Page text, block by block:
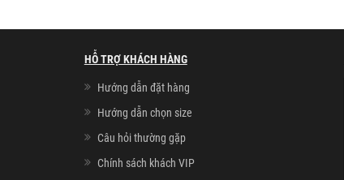
HỖ TRỢ KHÁCH HÀNG
Hướng dẫn đặt hàng
Hướng dẫn chọn size
Câu hỏi thường gặp
Chính sách khách VIP